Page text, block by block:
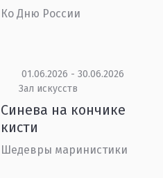
Ко Дню России
01.06.2026 - 30.06.2026
Зал искусств
Синева на кончике
кисти
Шедевры маринистики